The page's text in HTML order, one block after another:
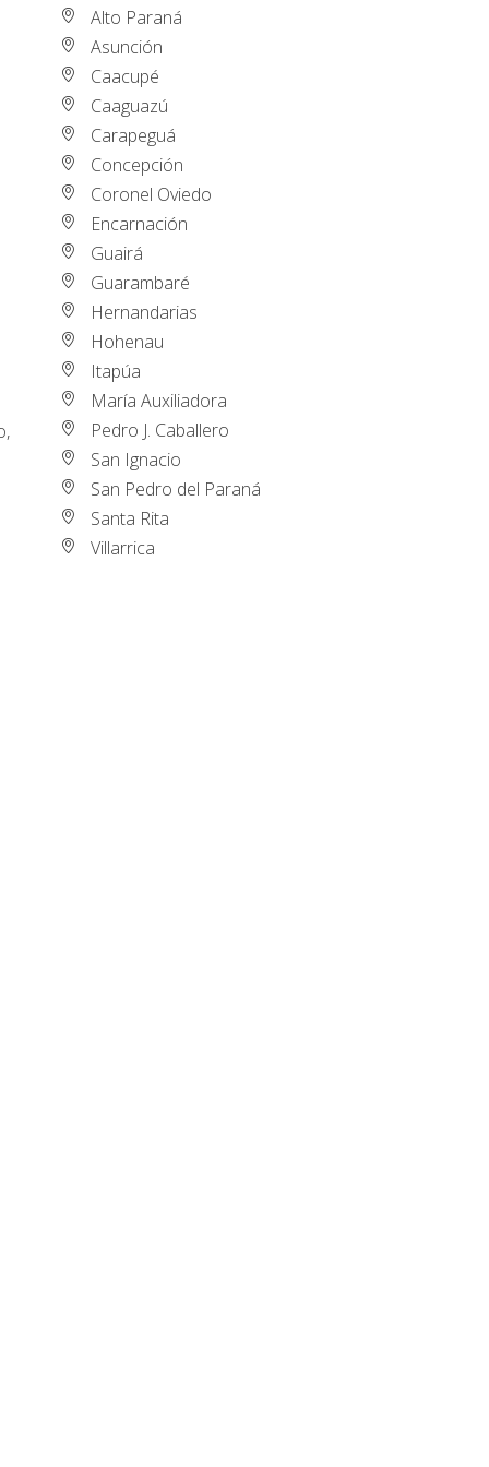
Alto Paraná
Asunción
Caacupé
Caaguazú
Carapeguá
Concepción
Coronel Oviedo
Encarnación
Guairá
Guarambaré
Hernandarias
Hohenau
Itapúa
María Auxiliadora
Pedro J. Caballero
San Ignacio
San Pedro del Paraná
Santa Rita
Villarrica